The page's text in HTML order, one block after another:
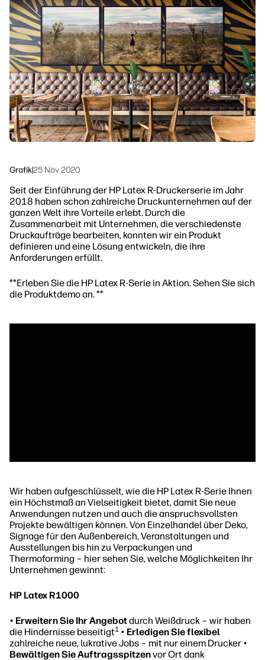
Sicherheit
Workflow-Lösungen
Nachhaltigkeit
Grafik|25 Nov 2020
Seit der Einführung der HP Latex R-Druckerserie im Jahr
2018 haben schon zahlreiche Druckunternehmen auf der
ganzen Welt ihre Vorteile erlebt. Durch die
Zusammenarbeit mit Unternehmen, die verschiedenste
Druckaufträge bearbeiten, konnten wir ein Produkt
definieren und eine Lösung entwickeln, die ihre
Anforderungen erfüllt.
**Erleben Sie die HP Latex R-Serie in Aktion. Sehen Sie sich
die Produktdemo an. **
Wir haben aufgeschlüsselt, wie die HP Latex R-Serie Ihnen
ein Höchstmaß an Vielseitigkeit bietet, damit Sie neue
Anwendungen nutzen und auch die anspruchsvollsten
Projekte bewältigen können. Von Einzelhandel über Deko,
Signage für den Außenbereich, Veranstaltungen und
Ausstellungen bis hin zu Verpackungen und
Thermoforming – hier sehen Sie, welche Möglichkeiten Ihr
Unternehmen gewinnt:
HP Latex R1000
• Erweitern Sie Ihr Angebotdurch Weißdruck – wir haben
die Hindernisse beseitigt1 • Erledigen Sie flexibel
zahlreiche neue, lukrative Jobs – mit nur einem Drucker •
Bewältigen Sie Auftragsspitzenvor Ort dank